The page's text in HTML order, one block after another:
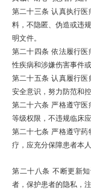
第二十三条 认真执行医
料，不隐匿、伪造或违
明文件。
第二十四条 依法履行医
性疾病和涉嫌伤害事件或
第二十五条 认真履行医
安全意识，努力防范和
第二十六条 严格遵守医
等级权限，不违规临床
第二十七条 严格遵守药
疗，应充分保障患者本
第二十八条 不断更新
者，保护患者的隐私，